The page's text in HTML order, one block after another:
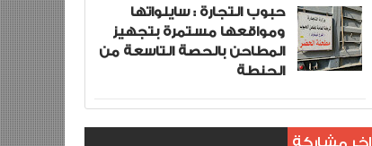
حبوب التجارة : سايلواتها
ومواقعها مستمرة بتجهيز
المطاحن بالحصة التاسعة من
الحنطة